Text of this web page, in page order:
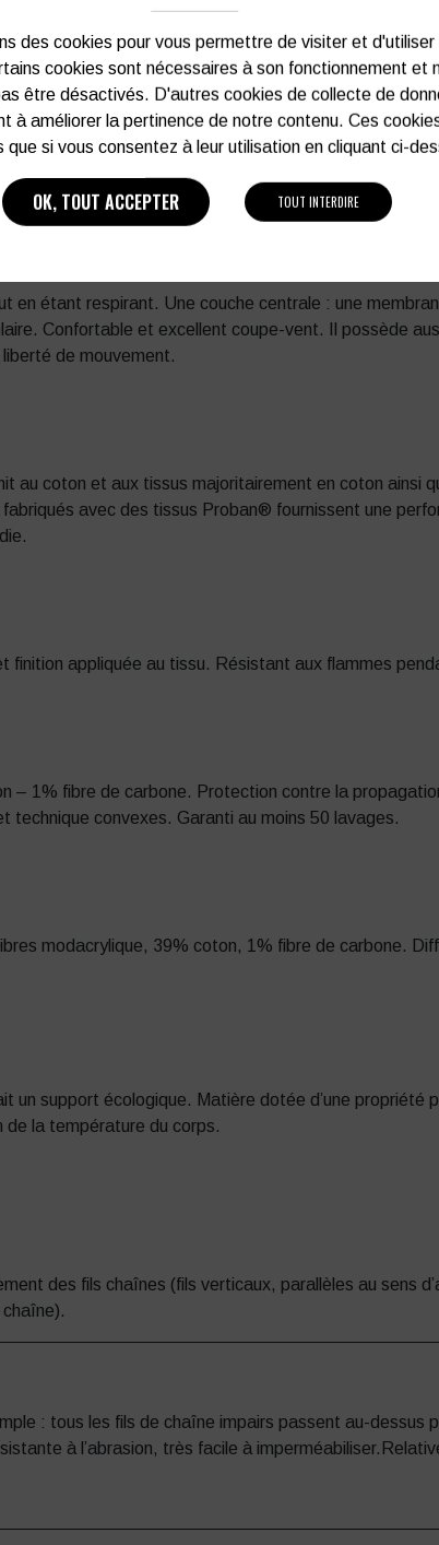
élastique, d’entretien facile.
Apporte confort et robustesse, solidité et stabilité
en étant respirant. Une couche centrale : une
Confortable et excellent coupe-vent. Il possède
de mouvement.
au coton et aux tissus majoritairement en coton ainsi
avec des tissus Proban® fournissent une
finition appliquée au tissu. Résistant aux flammes
– 1% fibre de carbone. Protection contre la
convexes. Garanti au moins 50 lavages.
modacrylique, 39% coton, 1% fibre de carbone.
un support écologique. Matière dotée d’une propriété
de la température du corps.
des fils chaînes (fils verticaux, parallèles au sens
: tous les fils de chaîne impairs passent au-dessus
à l’abrasion, très facile à
des cookies pour vous permettre de visiter et d'utiliser
cookies sont nécessaires à son fonctionnement et
être désactivés. D'autres cookies de collecte de
à améliorer la pertinence de notre contenu. Ces
que si vous consentez à leur utilisation en cliquant ci-
OK, TOUT ACCEPTER TOUT INTERDIRE